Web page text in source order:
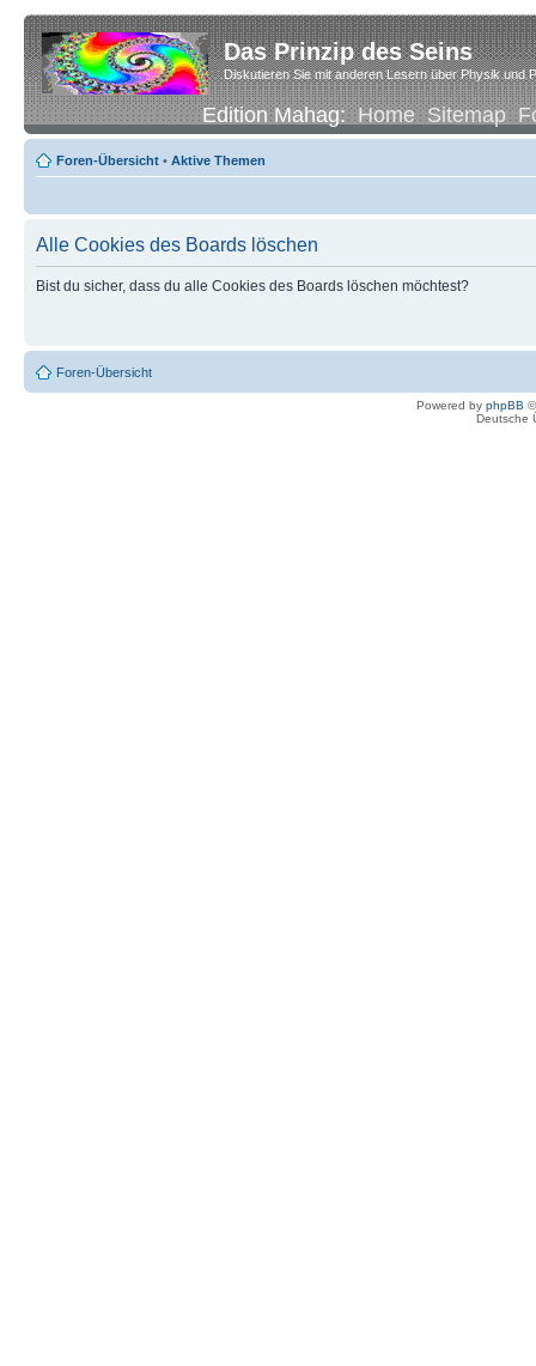
Das Prinzip des Seins
Diskutieren Sie mit anderen Lesern über Physik und
Edition Mahag:Home Sitemap
Foren-Übersicht • Aktive Themen
Alle Cookies des Boards löschen
Bist du sicher, dass du alle Cookies des Boards löschen möchtest?
Foren-Übersicht
Powered by phpBB
Deutsche